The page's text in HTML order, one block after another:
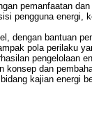
pemanfaatan
pengguna energi,
dengan bantuan
pola perilaku
pengelolaan
konsep dan
kajian energi